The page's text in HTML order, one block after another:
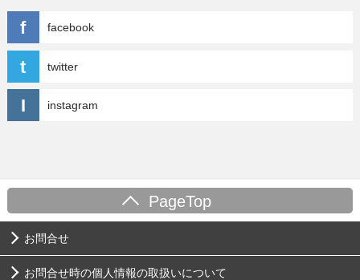
facebook
twitter
instagram
PageTop
お問合せ
お問合せ時の個人情報の取扱いについて